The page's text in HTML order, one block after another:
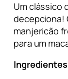
Um clássico
decepciona!
manjericão
para um